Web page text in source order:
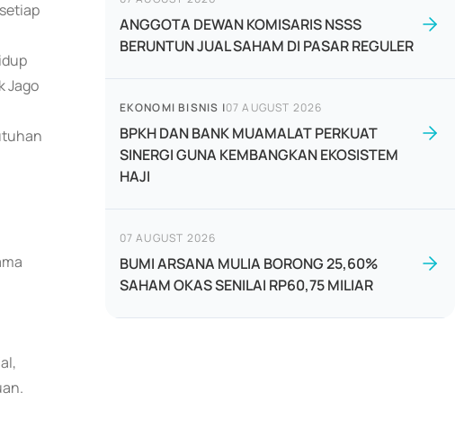
Jago
ANGGOTA DEWAN KOMISARIS NSSS
BERUNTUN JUAL SAHAM DI PASAR REGULER
EKONOMI BISNIS |07 AUGUST 2026
BPKH DAN BANK MUAMALAT PERKUAT
SINERGI GUNA KEMBANGKAN EKOSISTEM
HAJI
07 AUGUST 2026
BUMI ARSANA MULIA BORONG 25,60%
SAHAM OKAS SENILAI RP60,75 MILIAR